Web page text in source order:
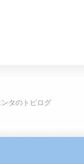
ンタのトピログ